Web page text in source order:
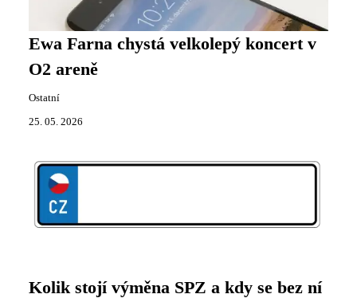
Ewa Farna chystá velkolepý koncert v
O2 areně
Ostatní
25. 05. 2026
Kolik stojí výměna SPZ a kdy se bez ní